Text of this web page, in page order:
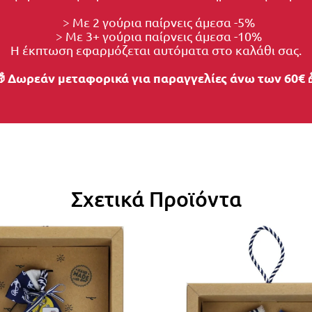
> Με 2 γούρια παίρνεις άμεσα -5%
> Με 3+ γούρια παίρνεις άμεσα -10%
Η έκπτωση εφαρμόζεται αυτόματα στο καλάθι σας.
Δωρεάν μεταφορικά για παραγγελίες άνω των 60€
Σχετικά Προϊόντα